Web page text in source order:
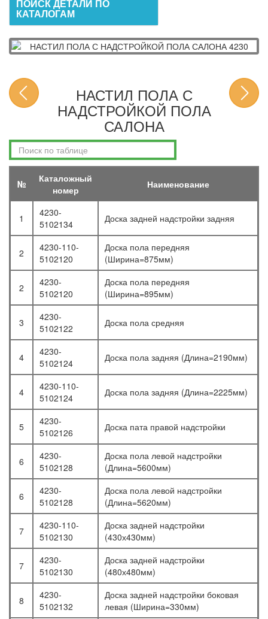
ПОИСК ДЕТАЛИ ПО
КАТАЛОГАМ
НАСТИЛ ПОЛА С
НАДСТРОЙКОЙ ПОЛА
САЛОНА
№
Каталожный
номер
Наименование
1
4230-
5102134
Доска задней надстройки задняя
2
4230-110-
5102120
Доска пола передняя
(Ширина=875мм)
2
4230-
5102120
Доска пола передняя
(Ширина=895мм)
3
4230-
5102122
Доска пола средняя
4
4230-
5102124
Доска пола задняя (Длина=2190мм)
4
4230-110-
5102124
Доска пола задняя (Длина=2225мм)
5
4230-
5102126
Доска пата правой надстройки
6
4230-
5102128
Доска пола левой надстройки
(Длина=5600мм)
6
4230-
5102128
Доска пола левой надстройки
(Длина=5620мм)
7
4230-110-
5102130
Доска задней надстройки
(430х430мм)
7
4230-
5102130
Доска задней надстройки
(480х480мм)
8
4230-
5102132
Доска задней надстройки боковая
левая (Ширина=330мм)